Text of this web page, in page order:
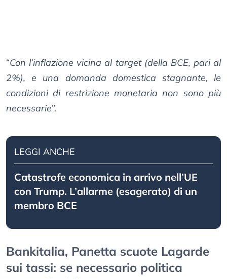
“Con l’inflazione vicina al target (della BCE, pari al
2%), e una domanda domestica stagnante, le
condizioni di restrizione monetaria non sono più
necessarie”.
LEGGI ANCHE
Catastrofe economica in arrivo nell’UE
con Trump. L’allarme (esagerato) di un
membro BCE
Bankitalia, Panetta scuote Lagarde
sui tassi: se necessario politica